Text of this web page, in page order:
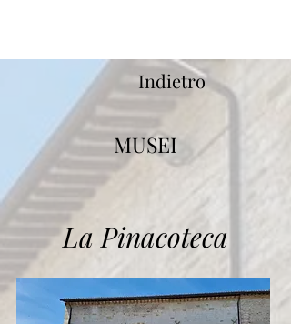
Indietro
MUSEI
La Pinacoteca